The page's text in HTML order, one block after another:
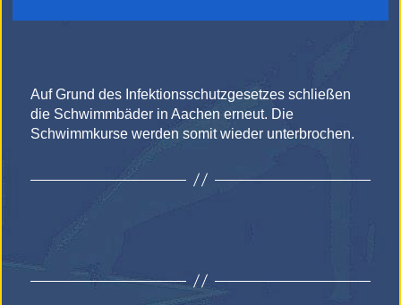
Auf Grund des Infektionsschutzgesetzes schließen
die Schwimmbäder in Aachen erneut. Die
Schwimmkurse werden somit wieder unterbrochen.